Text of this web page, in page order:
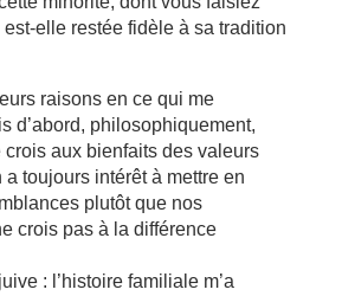
elle restée fidèle à sa tradition
raisons en ce qui me
d’abord, philosophiquement,
crois aux bienfaits des valeurs
toujours intérêt à mettre en
plutôt que nos
crois pas à la différence
: l’histoire familiale m’a